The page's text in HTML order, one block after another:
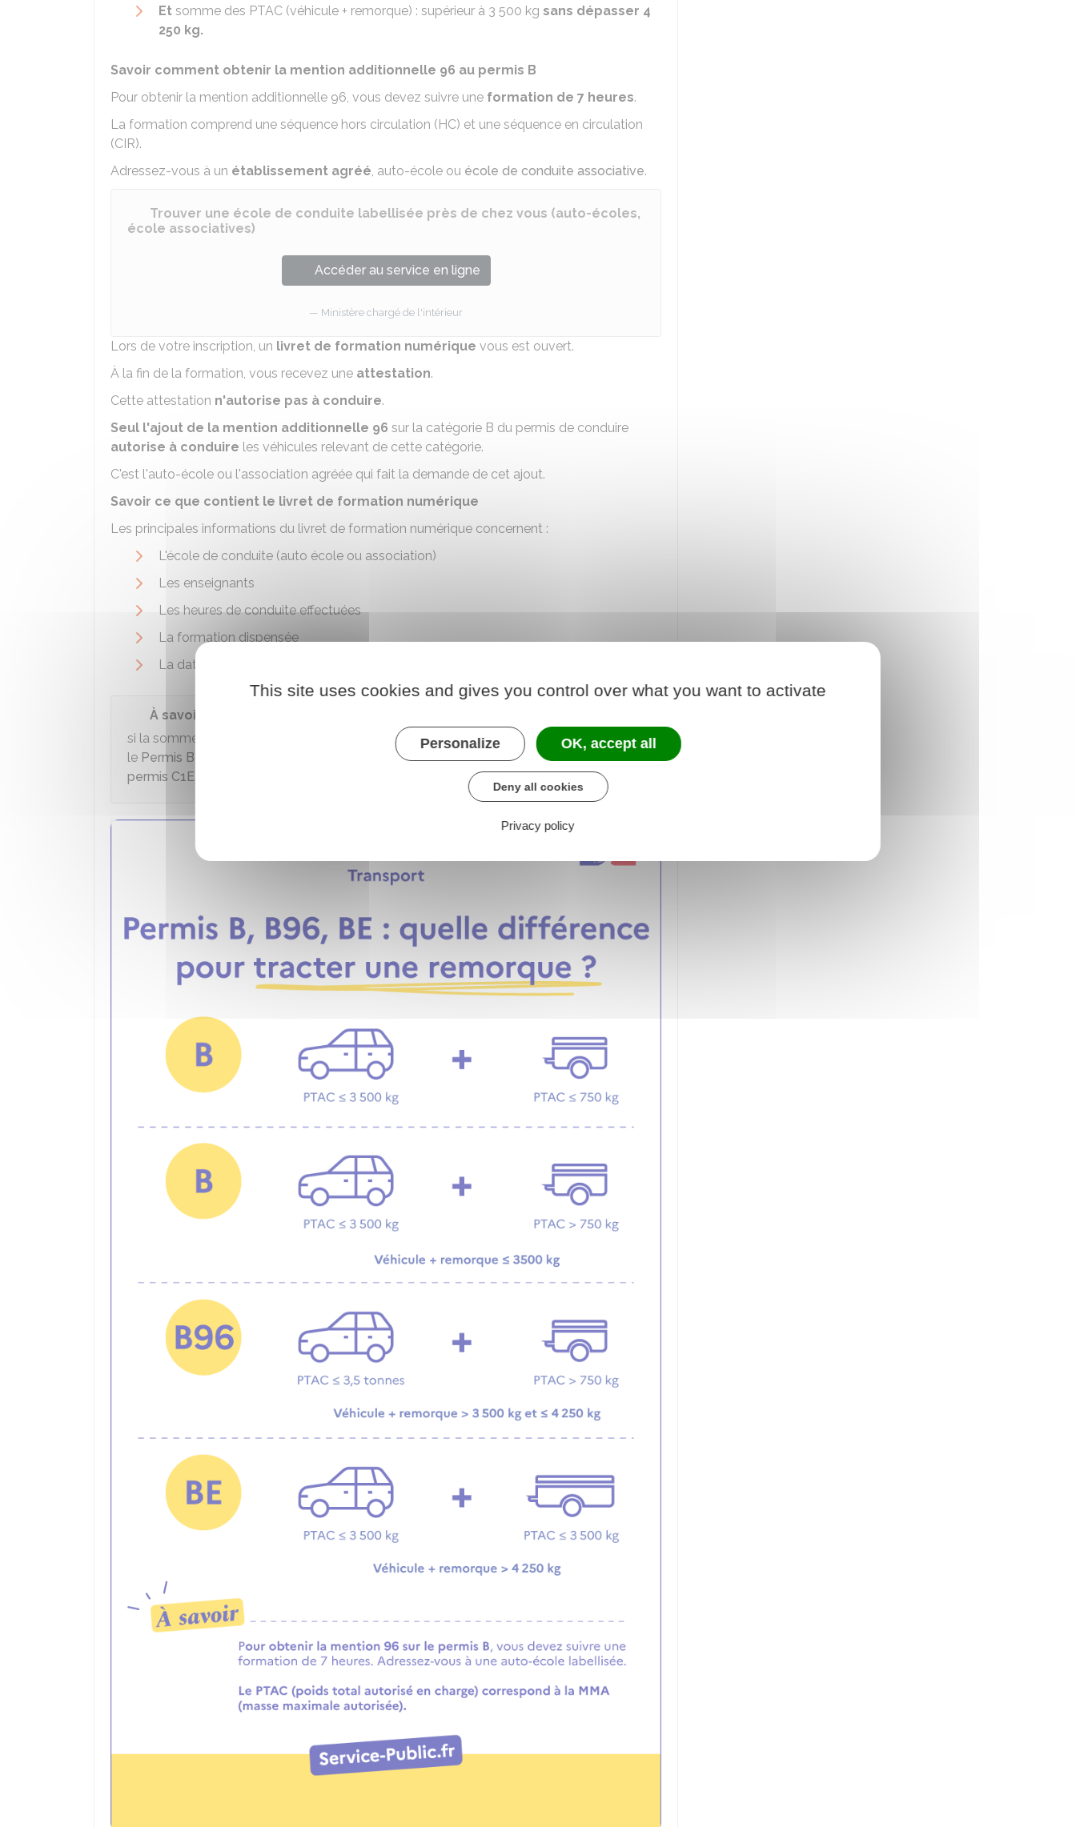
Et somme des PTAC (véhicule + remorque) : supérieur à 3 500 kg sans dépasser 4
250 kg.
Savoir comment obtenir la mention additionnelle 96 au permis B
Pour obtenir la mention additionnelle 96, vous devez suivre une formation de 7 heures.
La formation comprend une séquence hors circulation (HC) et une séquence en circulation
(CIR).
Adressez-vous à un établissement agréé, auto-école ou école de conduite associative.
Trouver une école de conduite labellisée près de chez vous (auto-écoles,
école associatives)
Accéder au service en ligne
Ministère chargé de l'intérieur
Lors de votre inscription, un livret de formation numérique vous est ouvert.
À la fin de la formation, vous recevez une attestation.
Cette attestation n'autorise pas à conduire.
Seul l'ajout de la mention additionnelle 96 sur la catégorie B du permis de conduire
autorise à conduire les véhicules relevant de cette catégorie.
C'est l'auto-école ou l'association agréée qui fait la demande de cet ajout.
Savoir ce que contient le livret de formation numérique
Les principales informations du livret de formation numérique concernent :
L'école de conduite (auto école ou association)
Les enseignants
Les heures de conduite effectuées
La formation dispensée
La date prévisionnelle de la formation dispensée.
À savoir
si la somme des PTAC (voiture + remorque) est supérieure à 4 250 kg, vous devez avoir
le Permis BE
. Si le PTAC de la remorque est supérieur à 3,5 tonnes, vous devez avoir le
permis C1E.
This site uses cookies and gives you control over what you want to activate
Personalize OK, accept all
Deny all cookies
Privacy policy